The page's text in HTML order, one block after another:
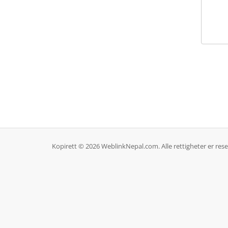
Kopirett © 2026 WeblinkNepal.com. Alle rettigheter er